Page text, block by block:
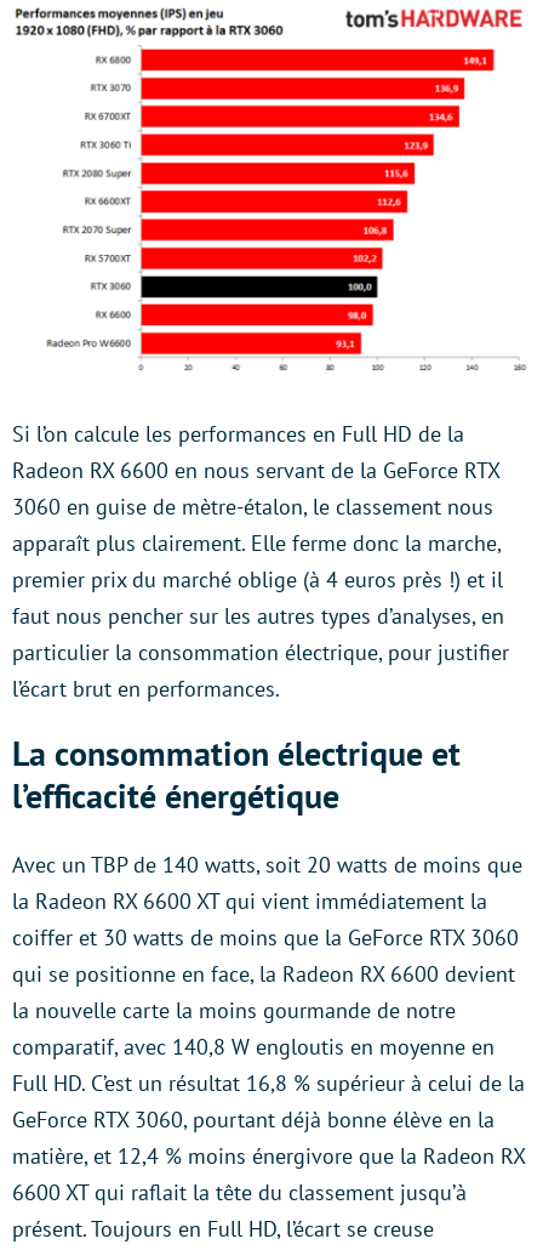
Si l’on calcule les performances en Full HD de la
Radeon RX 6600 en nous servant de la GeForce RTX
3060 en guise de mètre-étalon, le classement nous
apparaît plus clairement. Elle ferme donc la marche,
premier prix du marché oblige (à 4 euros près !) et il
faut nous pencher sur les autres types d’analyses, en
particulier la consommation électrique, pour justifier
l’écart brut en performances.
La consommation électrique et
l’efficacité énergétique
Avec un TBP de 140 watts, soit 20 watts de moins que
la Radeon RX 6600 XT qui vient immédiatement la
coiffer et 30 watts de moins que la GeForce RTX 3060
qui se positionne en face, la Radeon RX 6600 devient
la nouvelle carte la moins gourmande de notre
comparatif, avec 140,8 W engloutis en moyenne en
Full HD. C’est un résultat 16,8 % supérieur à celui de la
GeForce RTX 3060, pourtant déjà bonne élève en la
matière, et 12,4 % moins énergivore que la Radeon RX
6600 XT qui raflait la tête du classement jusqu’à
présent. Toujours en Full HD, l’écart se creuse